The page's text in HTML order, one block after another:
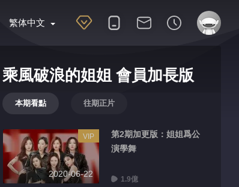
繁体中文
乘風破浪的姐姐 會員加長版
本期看點 往期正片
2020-06-22
VIP
第2期加更版：姐姐爲公
演學舞
1.9億